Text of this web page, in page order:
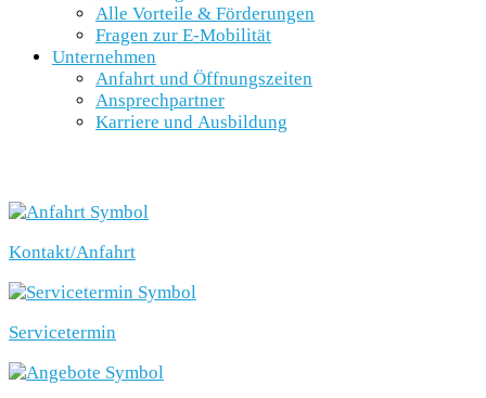
Alle Vorteile & Förderungen
Fragen zur E-Mobilität
Unternehmen
Anfahrt und Öffnungszeiten
Ansprechpartner
Karriere und Ausbildung
Kontakt/Anfahrt
Servicetermin